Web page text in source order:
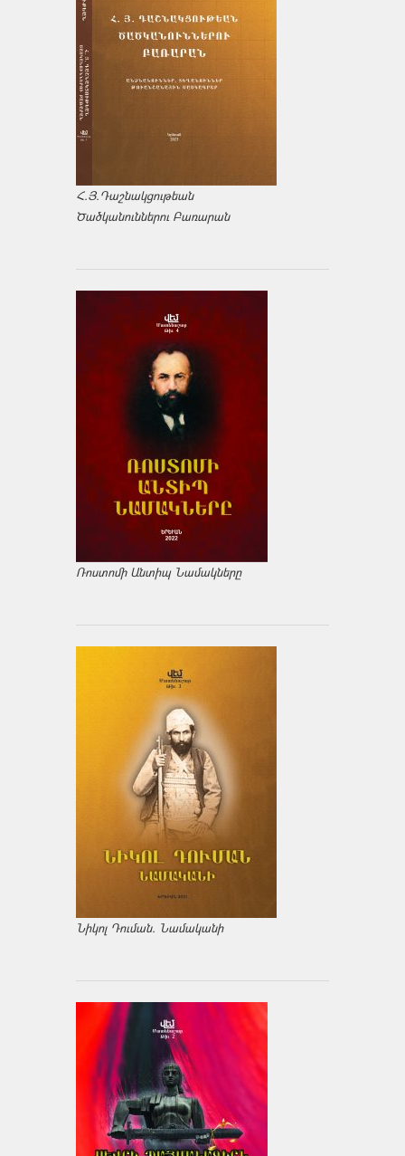
Հ.Յ.Դաշնակցութեան
Ծածկանուններու Բառարան
Ռոստոմի Անտիպ Նամակները
Նիկոլ Դուման. Նամականի